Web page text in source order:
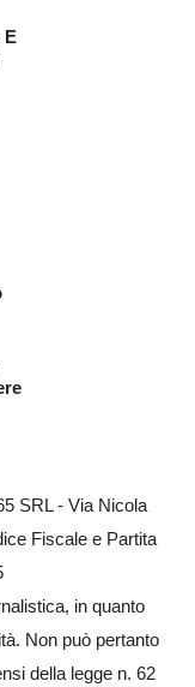
E
SRL - Via Nicola
Fiscale e Partita
in quanto
Non può pertanto
della legge n. 62